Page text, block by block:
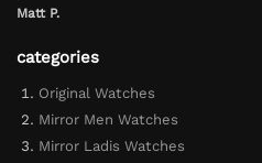
Matt P.
categories
Original Watches
Mirror Men Watches
Mirror Ladis Watches